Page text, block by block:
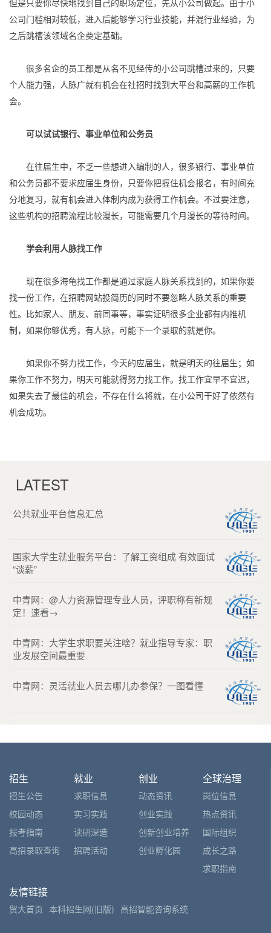
但是只要你尽快地找到自己的职场定位，先从小公司做起。由于小
公司门槛相对较低，进入后能够学习行业技能，并混行业经验，为
之后跳槽该领域名企奠定基础。
很多名企的员工都是从名不见经传的小公司跳槽过来的，只要
个人能力强，人脉广就有机会在社招时找到大平台和高薪的工作机
会。
可以试试银行、事业单位和公务员
在往届生中，不乏一些想进入编制的人，很多银行、事业单位
和公务员都不要求应届生身份，只要你把握住机会报名，有时间充
分地复习，就有机会进入体制内成为获得工作机会。不过要注意，
这些机构的招聘流程比较漫长，可能需要几个月漫长的等待时间。
学会利用人脉找工作
现在很多海龟找工作都是通过家庭人脉关系找到的，如果你要
找一份工作，在招聘网站投简历的同时不要忽略人脉关系的重要
性。比如家人、朋友、前同事等，事实证明很多企业都有内推机
制，如果你够优秀，有人脉，可能下一个录取的就是你。
如果你不努力找工作，今天的应届生，就是明天的往届生；如
果你工作不努力，明天可能就得努力找工作。找工作宜早不宜迟，
如果失去了最佳的机会，不存在什么将就，在小公司干好了依然有
机会成功。
LATEST
公共就业平台信息汇总
国家大学生就业服务平台：了解工资组成 有效面试
“谈薪”
中青网：@人力资源管理专业人员，评职称有新规
定！速看→
中青网：大学生求职要关注啥？就业指导专家：职
业发展空间最重要
中青网：灵活就业人员去哪儿办参保？一图看懂
招生
招生公告
校园动态
报考指南
高招录取查询
就业
求职信息
实习实践
读研深造
招聘活动
创业
动态资讯
创业实践
创新创业培养
创业孵化园
全球治理
岗位信息
热点资讯
国际组织
成长之路
求职指南
友情链接
贸大首页 本科招生网(旧版) 高招智能咨询系统